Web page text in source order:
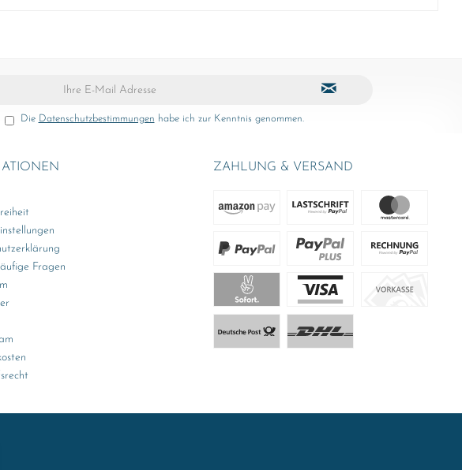
Die Datenschutzbestimmungen habe ich zur Kenntnis genommen.
Fragen
ZAHLUNG & VERSAND